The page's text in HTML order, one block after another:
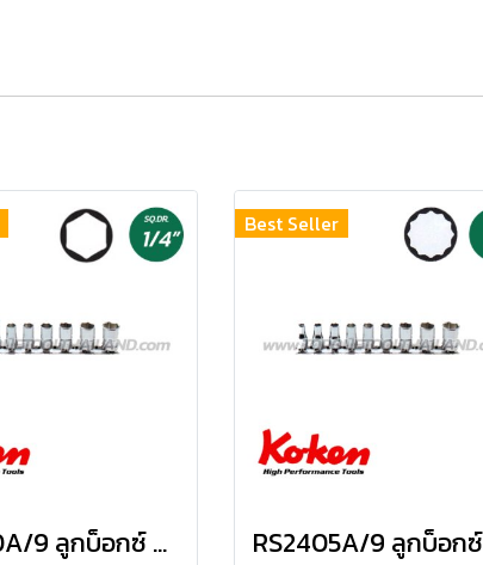
RS2400A/9 ลูกบ็อกซ์ สั้น 6P ชุด 9 ชิ้น (SQ.DR.1/4") Socket Set on Rail
Best Seller